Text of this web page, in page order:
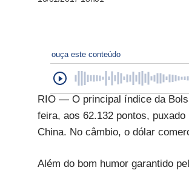
ouça este conteúdo
RIO — O principal índice da
feira, aos 62.132 pontos,
China. No câmbio, o dólar
Além do bom humor garantido